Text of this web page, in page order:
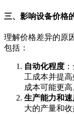
三、影响设备价格
理解价格差异的原
包括：
自动化程度
工成本并提
成本可能更高
生产能力和速
大的产量和